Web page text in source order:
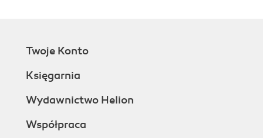
Twoje Konto
Księgarnia
Wydawnictwo Helion
Współpraca